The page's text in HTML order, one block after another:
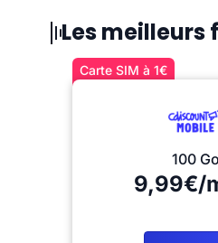
Les
Carte SIM à 1€
100 Go
9,99€/